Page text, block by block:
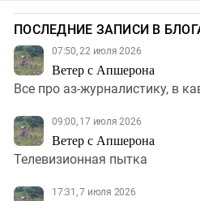
ПОСЛЕДНИЕ ЗАПИСИ В
07:50, 22 июля 2026
Ветер с Апшерона
Все про аз-журналистику, в
09:00, 17 июля 2026
Ветер с Апшерона
Телевизионная пытка
17:31, 7 июля 2026